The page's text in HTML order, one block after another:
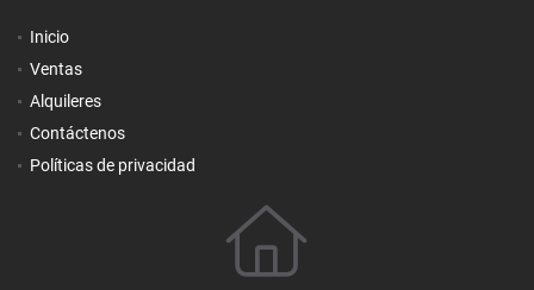
Inicio
Ventas
Alquileres
Contáctenos
Políticas de privacidad